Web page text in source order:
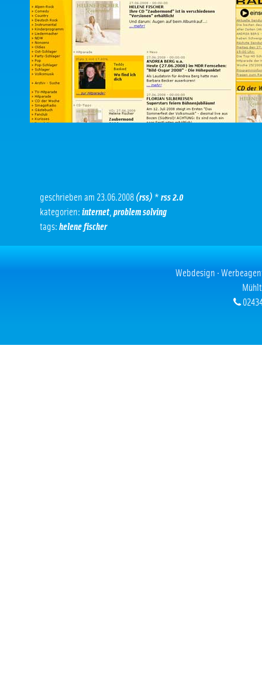
geschrieben am 23.06.2008 (rss) * rss 2.0
kategorien: internet, problem solving
tags: helene fischer
Webdesign ·